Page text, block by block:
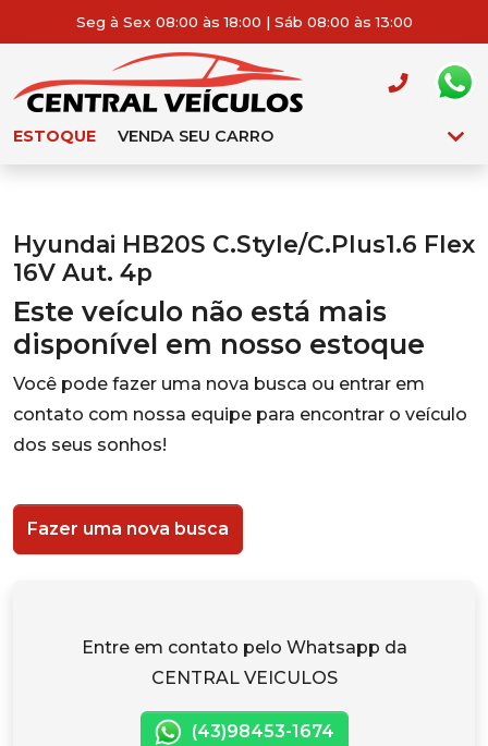
Seg à Sex 08:00 às 18:00 | Sáb 08:00 às 13:00
ESTOQUE VENDA SEU CARRO
Hyundai HB20S C.Style/C.Plus1.6 Flex
16V Aut. 4p
Este veículo não está mais
disponível em nosso estoque
Você pode fazer uma nova busca ou entrar em
contato com nossa equipe para encontrar o veículo
dos seus sonhos!
Fazer uma nova busca
Entre em contato pelo Whatsapp da
CENTRAL VEICULOS
(43)98453-1674